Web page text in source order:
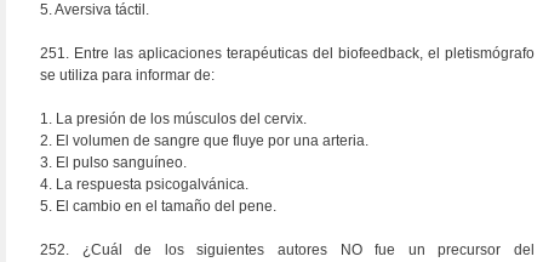
5. Aversiva táctil.
251. Entre las aplicaciones terapéuticas del biofeedback, el pletismógrafo
se utiliza para informar de:
1. La presión de los músculos del cervix.
2. El volumen de sangre que fluye por una arteria.
3. El pulso sanguíneo.
4. La respuesta psicogalvánica.
5. El cambio en el tamaño del pene.
252. ¿Cuál de los siguientes autores NO fue un precursor del